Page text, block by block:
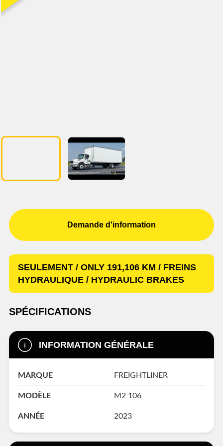
Demande d'information
SEULEMENT / ONLY 191,106 KM / FREINS
HYDRAULIQUE / HYDRAULIC BRAKES
SPÉCIFICATIONS
INFORMATION GÉNÉRALE
MARQUE FREIGHTLINER
MODÈLE M2 106
ANNÉE 2023